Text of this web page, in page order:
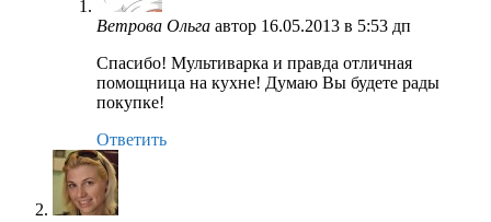
Ветрова Ольга автор 16.05.2013 в 5:53 дп
Спасибо! Мультиварка и правда отличная
помощница на кухне! Думаю Вы будете рады
покупке!
Ответить